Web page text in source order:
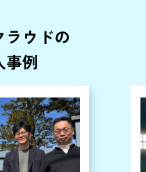
ラウドの
事例